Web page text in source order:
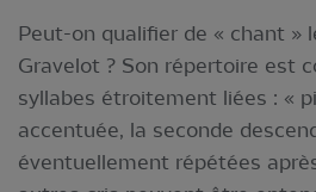
Peut-on qualifier de « chant »
Gravelot ? Son répertoire est
syllabes étroitement liées : «
accentuée, la seconde
éventuellement répétées